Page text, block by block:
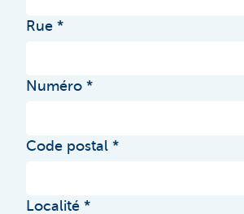
Rue
Numéro
Code postal
Localité